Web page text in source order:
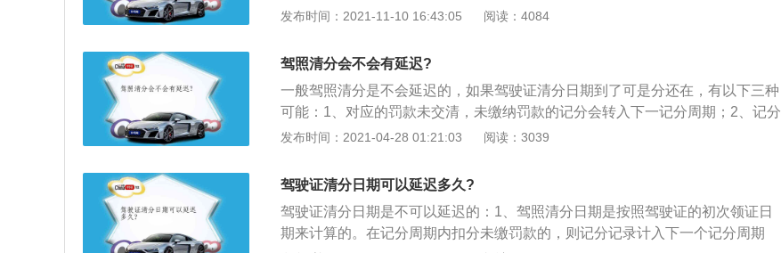
会被清零，那么在下一年又会有12分。平时在开车时如果出现违章会被扣分并且
格后才会返还驾驶证。如果出现了比较严重的违章，那么驾驶证会被吊销，所以
各位车友平时开车时要注意。扣分比较严重的就是闯红灯和酒驾了，闯红灯后会
被一次性扣6分。那么平时开车时不要跟在公交车或大货车后面，如果跟的太近
会导致驾驶员看不到信号灯，此时是比较容易闯红灯的。有些驾驶员在看到绿灯
正在倒计时后，会加速冲过去，此时也是比较容易闯红灯的，并且还非常危险。
后也会加速冲过去，此时不仅容易导致闯红灯也非常危险，建议各位司机不要这
样做。平时开车时要注意礼让行人，如果不礼让行人，那么被拍到后会被扣3分
并罚款50元。
发布时间：2021-11-10 16:43:05 阅读：4084
驾照清分会不会有延迟?
一般驾照清分是不会延迟的，如果驾驶证清分日期到了可是分还在，有以下三种
可能：1、对应的罚款未交清，未缴纳罚款的记分会转入下一记分周期；2、记分
达到12分以上，满12分后，记分不会自动清零，需要参加学习后通过考试才可以
交警队查询为准。
发布时间：2021-04-28 01:21:03 阅读：3039
驾驶证清分日期可以延迟多久?
驾驶证清分日期是不可以延迟的：1、驾照清分日期是按照驾驶证的初次领证日
期来计算的。在记分周期内扣分未缴罚款的，则记分记录计入下一个记分周期